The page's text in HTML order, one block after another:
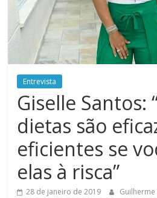
Entrevista
Giselle Santos:
dietas são
eficientes se
elas à risca”
28 de janeiro de 2019 Guilherme